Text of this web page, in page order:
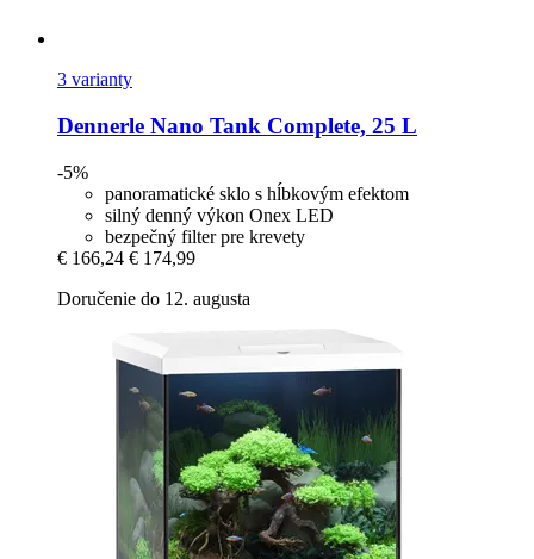
3 varianty
Dennerle Nano Tank Complete, 25 L
-5%
panoramatické sklo s hĺbkovým efektom
silný denný výkon Onex LED
bezpečný filter pre krevety
€ 166,24 € 174,99
Doručenie do 12. augusta